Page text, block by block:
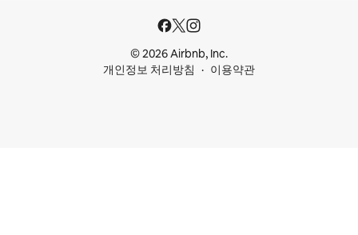
© 2026 Airbnb, Inc.
개인정보 처리방침
이용약관